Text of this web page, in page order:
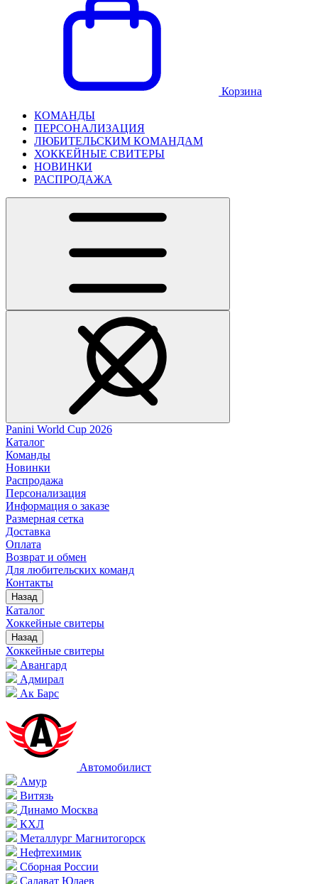
Корзина
КОМАНДЫ
ПЕРСОНАЛИЗАЦИЯ
ЛЮБИТЕЛЬСКИМ КОМАНДАМ
ХОККЕЙНЫЕ СВИТЕРЫ
НОВИНКИ
РАСПРОДАЖА
Panini World Cup 2026
Каталог
Команды
Новинки
Распродажа
Персонализация
Информация о заказе
Размерная сетка
Доставка
Оплата
Возврат и обмен
Для любительских команд
Контакты
Назад
Каталог
Хоккейные свитеры
Назад
Хоккейные свитеры
Авангард
Адмирал
Ак Барс
Автомобилист
Амур
Витязь
Динамо Москва
КХЛ
Металлург Магнитогорск
Нефтехимик
Сборная России
Салават Юлаев